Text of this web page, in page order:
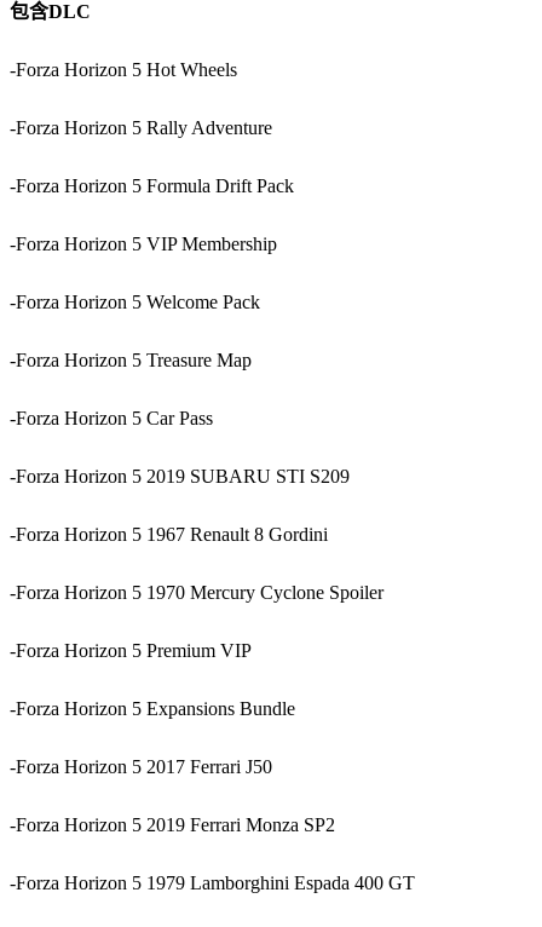
包含DLC
-Forza Horizon 5 Hot Wheels
-Forza Horizon 5 Rally Adventure
-Forza Horizon 5 Formula Drift Pack
-Forza Horizon 5 VIP Membership
-Forza Horizon 5 Welcome Pack
-Forza Horizon 5 Treasure Map
-Forza Horizon 5 Car Pass
-Forza Horizon 5 2019 SUBARU STI S209
-Forza Horizon 5 1967 Renault 8 Gordini
-Forza Horizon 5 1970 Mercury Cyclone Spoiler
-Forza Horizon 5 Premium VIP
-Forza Horizon 5 Expansions Bundle
-Forza Horizon 5 2017 Ferrari J50
-Forza Horizon 5 2019 Ferrari Monza SP2
-Forza Horizon 5 1979 Lamborghini Espada 400 GT